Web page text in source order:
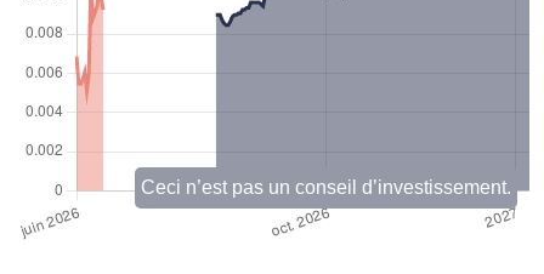
Ceci n’est pas un conseil d’investissement.